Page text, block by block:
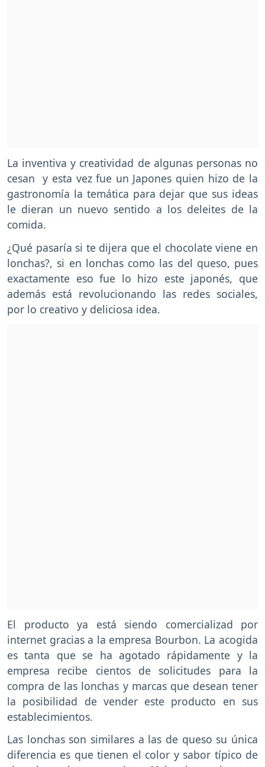
La inventiva y creatividad de algunas personas no
cesan y esta vez fue un Japones quien hizo de la
gastronomía la temática para dejar que sus ideas
le dieran un nuevo sentido a los deleites de la
comida.
¿Qué pasaría si te dijera que el chocolate viene en
lonchas?, si en lonchas como las del queso, pues
exactamente eso fue lo hizo este japonés, que
además está revolucionando las redes sociales,
por lo creativo y deliciosa idea.
El producto ya está siendo comercializad por
internet gracias a la empresa Bourbon. La acogida
es tanta que se ha agotado rápidamente y la
empresa recibe cientos de solicitudes para la
compra de las lonchas y marcas que desean tener
la posibilidad de vender este producto en sus
establecimientos.
Las lonchas son similares a las de queso su única
diferencia es que tienen el color y sabor típico de